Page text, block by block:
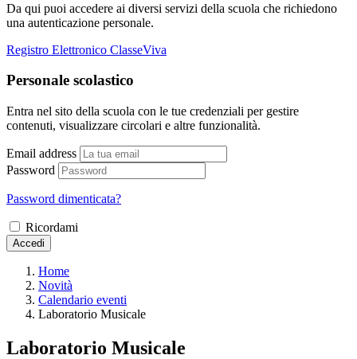
Da qui puoi accedere ai diversi servizi della scuola che richiedono
una autenticazione personale.
Registro Elettronico ClasseViva
Personale scolastico
Entra nel sito della scuola con le tue credenziali per gestire
contenuti, visualizzare circolari e altre funzionalità.
Email address
Password
Password dimenticata?
Ricordami
Accedi
Home
Novità
Calendario eventi
Laboratorio Musicale
Laboratorio Musicale